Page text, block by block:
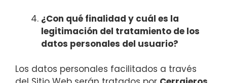
¿Con qué finalidad y cuál es la
legitimación del tratamiento de los
datos personales del usuario?
Los datos personales facilitados a través